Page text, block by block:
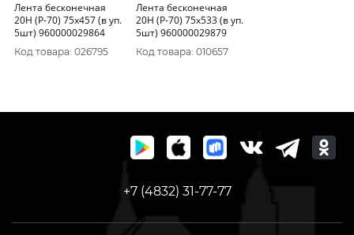
Лента бесконечная
20H (Р-70) 75x457 (в уп.
5шт) 960000029864
Код товара: 026795
Лента бесконечная
20H (Р-70) 75x533 (в уп.
5шт) 960000029879
Код товара: 010657
+7 (4832) 31-77-77